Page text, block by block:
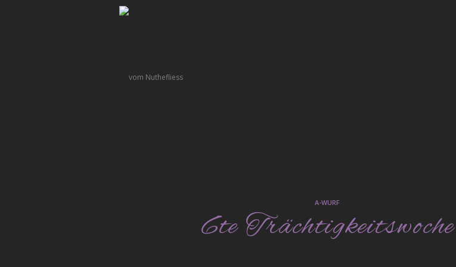
A-WURF
6te Trächtigkeitswoche